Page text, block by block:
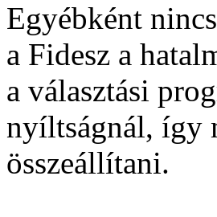
Egyébként
a Fidesz a
a választási
nyíltságnál, így
összeállítani.